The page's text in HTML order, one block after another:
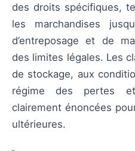
des droits spécifiques,
les marchandises
d’entreposage et de
des limites légales. Les
de stockage, aux
régime des pertes
clairement énoncées
ultérieures.